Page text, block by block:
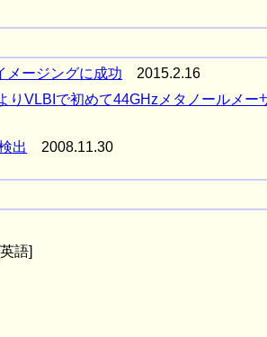
メージングに成功 2015.2.16
りVLBIで初めて44GHzメタノールメー
出
2008.11.30
語]